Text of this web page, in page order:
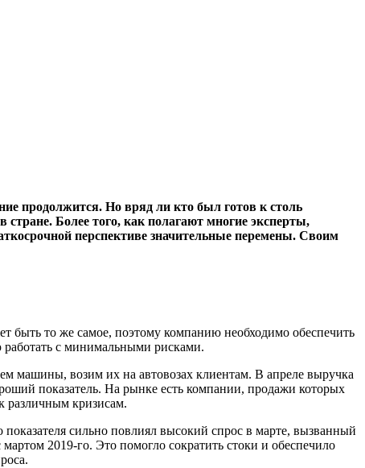
продолжится. Но вряд ли кто был готов к столь
Более того, как полагают многие эксперты,
перспективе значительные перемены. Своим
быть то же самое, поэтому компанию необходимо обеспечить
с минимальными рисками.
машины, возим их на автовозах клиентам. В апреле выручка
показатель. На рынке есть компании, продажи которых
различным кризисам.
сильно повлиял высокий спрос в марте, вызванный
2019-го. Это помогло сократить стоки и обеспечило